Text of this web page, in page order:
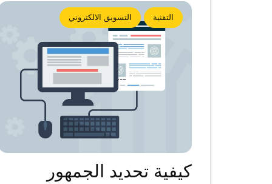
التقنية التسويق الالكتروني
كيفية تحديد الجمهور